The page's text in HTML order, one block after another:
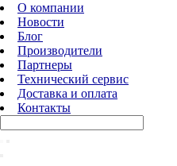
О компании
Новости
Блог
Производители
Партнеры
Технический сервис
Доставка и оплата
Контакты